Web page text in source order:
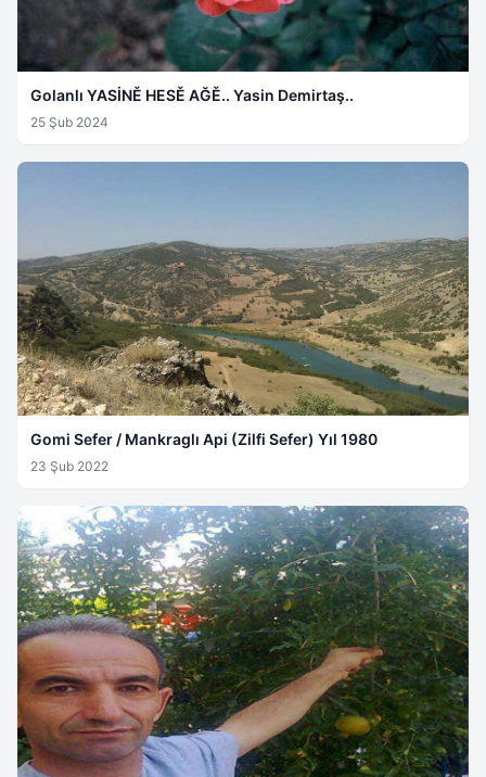
Golanlı YASİNĚ HESĚ AĞĚ.. Yasin Demirtaş..
25 Şub 2024
Gomi Sefer / Mankraglı Api (Zilfi Sefer) Yıl 1980
23 Şub 2022